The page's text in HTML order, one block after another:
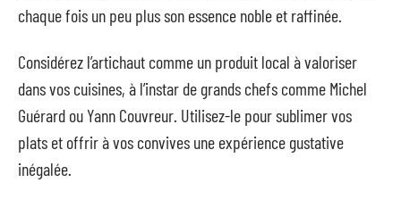
chaque fois un peu plus son essence noble et raffinée.
Considérez l’artichaut comme un produit local à valoriser
dans vos cuisines, à l’instar de grands chefs comme Michel
Guérard ou Yann Couvreur. Utilisez-le pour sublimer vos
plats et offrir à vos convives une expérience gustative
inégalée.